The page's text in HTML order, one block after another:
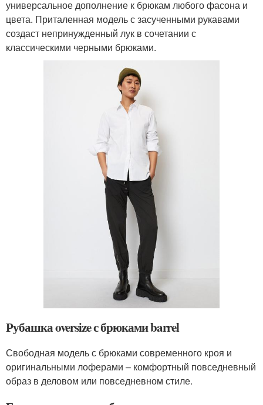
универсальное дополнение к брюкам любого фасона и
цвета. Приталенная модель с засученными рукавами
создаст непринужденный лук в сочетании с
классическими черными брюками.
Рубашка oversize с брюками barrel
Свободная модель с брюками современного кроя и
оригинальными лоферами – комфортный повседневный
образ в деловом или повседневном стиле.